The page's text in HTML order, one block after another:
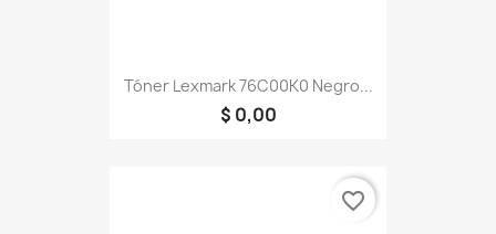
Tóner Lexmark 76C00K0 Negro...
$ 0,00
favorite_border